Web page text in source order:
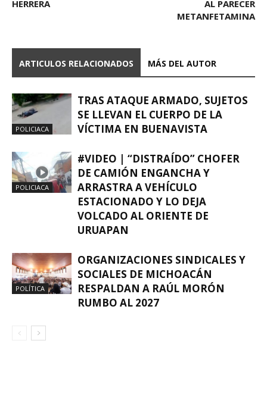
HERRERA
AL PARECER
METANFETAMINA
ARTICULOS RELACIONADOS MÁS DEL AUTOR
POLICIACA
TRAS ATAQUE ARMADO, SUJETOS
SE LLEVAN EL CUERPO DE LA
VÍCTIMA EN BUENAVISTA
POLICIACA
#VIDEO | “DISTRAÍDO” CHOFER
DE CAMIÓN ENGANCHA Y
ARRASTRA A VEHÍCULO
ESTACIONADO Y LO DEJA
VOLCADO AL ORIENTE DE
URUAPAN
POLÍTICA
ORGANIZACIONES SINDICALES Y
SOCIALES DE MICHOACÁN
RESPALDAN A RAÚL MORÓN
RUMBO AL 2027